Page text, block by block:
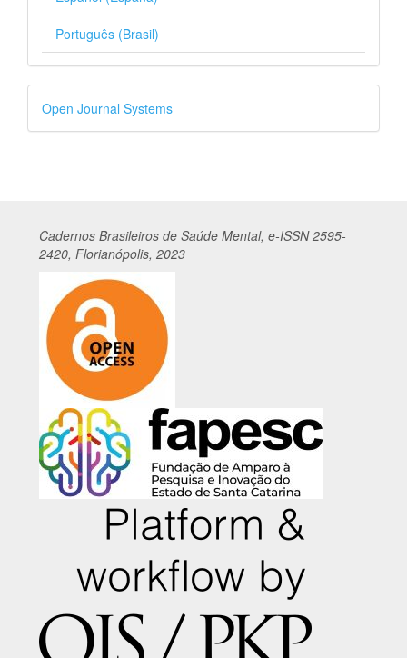
Português (Brasil)
Desenvolvido
por
Open Journal Systems
Cadernos Brasileiros de Saúde Mental, e-ISSN 2595-
2420, Florianópolis, 2023